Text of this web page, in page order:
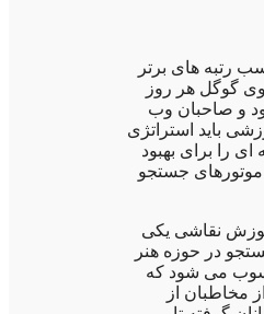
رتبه های برتر
گوگل هر روز
و صاحبان وب
باید استراتژی
را برای بهبود
موتورهای جستجو
نقاشی یکی
در حوزه هنر
می شود که
مخاطبان از